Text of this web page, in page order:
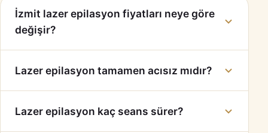
İzmit lazer epilasyon fiyatları neye göre
değişir?
Lazer epilasyon tamamen acısız mıdır?
Lazer epilasyon kaç seans sürer?